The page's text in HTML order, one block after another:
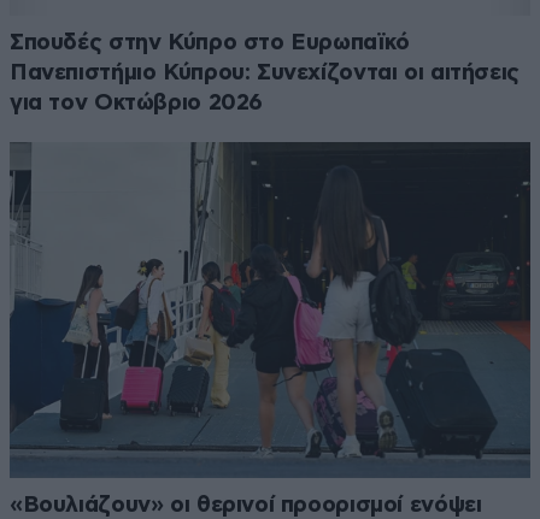
Σπουδές στην Κύπρο στο Ευρωπαϊκό
Πανεπιστήμιο Κύπρου: Συνεχίζονται οι αιτήσεις
για τον Οκτώβριο 2026
«Βουλιάζουν» οι θερινοί προορισμοί ενόψει